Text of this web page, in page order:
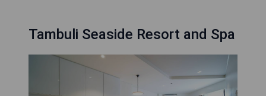
Tambuli Seaside Resort and Spa